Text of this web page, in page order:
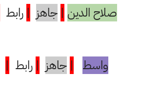
صلاح الدين | جاهز | رابط
واسط | جاهز | رابط |